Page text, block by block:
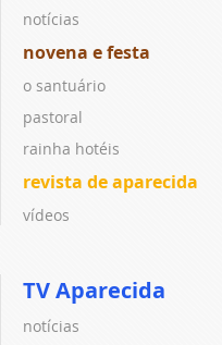
notícias
novena e festa
o santuário
pastoral
rainha hotéis
revista de aparecida
vídeos
TV Aparecida
notícias